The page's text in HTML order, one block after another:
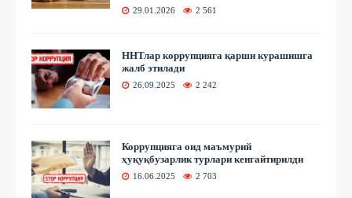
29.01.2026 2 561
ННТлар коррупцияга қарши курашишга
жалб этилади
26.09.2025 2 242
Коррупцияга оид маъмурий
ҳуқуқбузарлик турлари кенгайтирилди
16.06.2025 2 703